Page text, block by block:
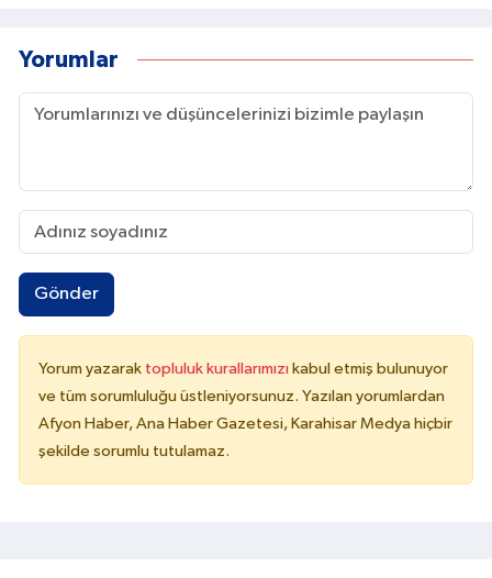
Yorumlar
Gönder
Yorum yazarak topluluk kurallarımızı kabul etmiş bulunuyor
ve tüm sorumluluğu üstleniyorsunuz. Yazılan yorumlardan
Afyon Haber, Ana Haber Gazetesi, Karahisar Medya hiçbir
şekilde sorumlu tutulamaz.